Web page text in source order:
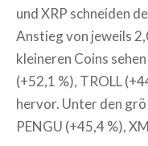
und XRP schneiden
Anstieg von jeweils
kleineren Coins
(+52,1 %), TROLL
hervor. Unter den
PENGU (+45,4 %),